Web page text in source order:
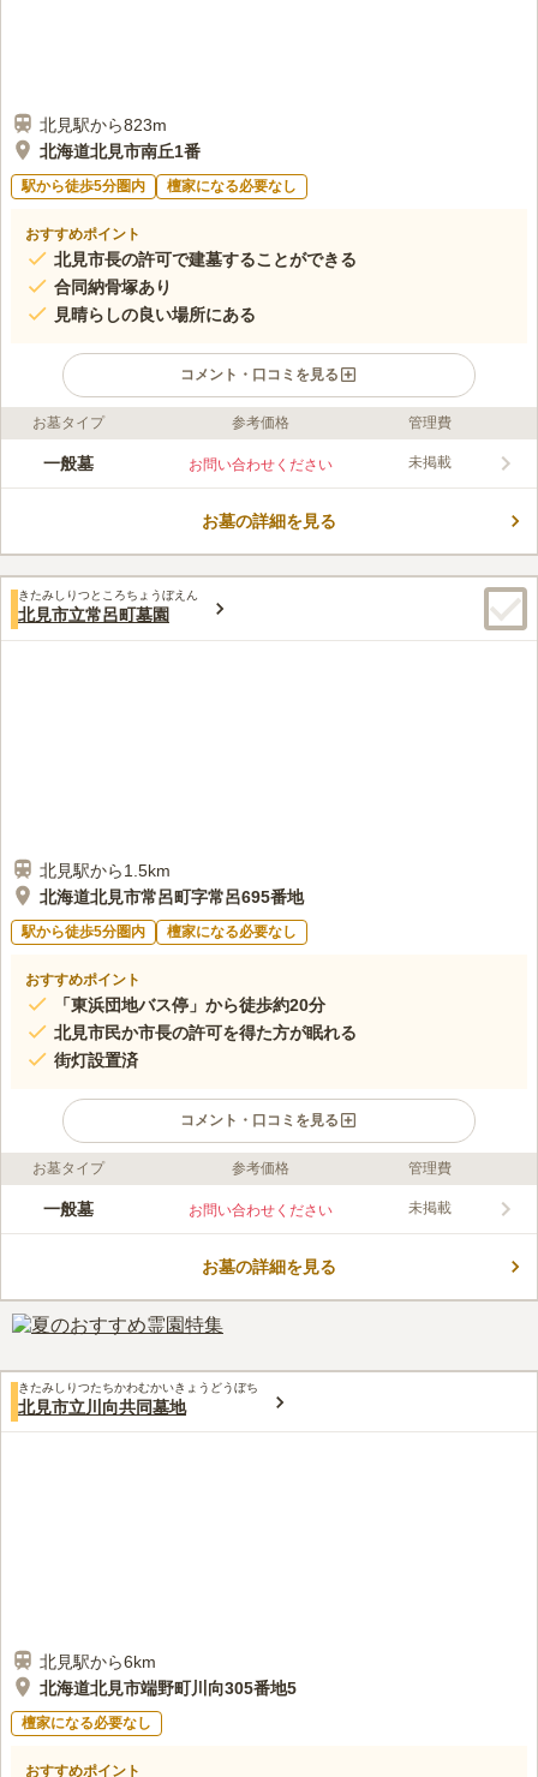
北見駅から823m
北海道北見市南丘1番
駅から徒歩5分圏内 檀家になる必要なし
おすすめポイント
北見市長の許可で建墓することができる
合同納骨塚あり
見晴らしの良い場所にある
コメント・口コミを見る
ライフドット編集部のコメント
合同納骨塚のある北見市の市営墓地です。 墓域にはカラフルな
す。 合同納骨塚があるので、継承者が居ない方やおひとり様で
口コミ評価
この霊園はまだ誰からも評価されていません。
お墓タイプ 参考価格 管理費
一般墓 お問い合わせください 未掲載
お墓の詳細を見る
きたみしりつところちょうぼえん
北見市立常呂町墓園
北見駅から1.5km
北海道北見市常呂町字常呂695番地
駅から徒歩5分圏内 檀家になる必要なし
おすすめポイント
「東浜団地バス停」から徒歩約20分
北見市民か市長の許可を得た方が眠れる
街灯設置済
コメント・口コミを見る
ライフドット編集部のコメント
道道1033号線が近い北見市の市立墓地です。 大型駐車場がある
食店が多くあります。 観光がてらに滞在し、観光拠点とするの
必要があります。
口コミ評価
お墓タイプ 参考価格 管理費
一般墓 お問い合わせください 未掲載
お墓の詳細を見る
きたみしりつたちかわむかいきょうどうぼち
北見市立川向共同墓地
北見駅から6km
北海道北見市端野町川向305番地5
檀家になる必要なし
おすすめポイント